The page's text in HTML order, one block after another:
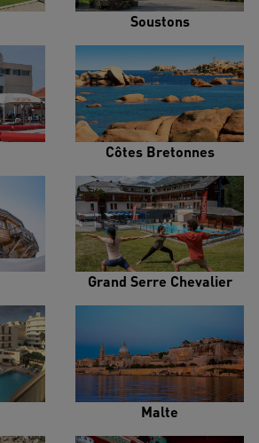
Soustons
Côtes Bretonnes
Grand Serre Chevalier
Malte